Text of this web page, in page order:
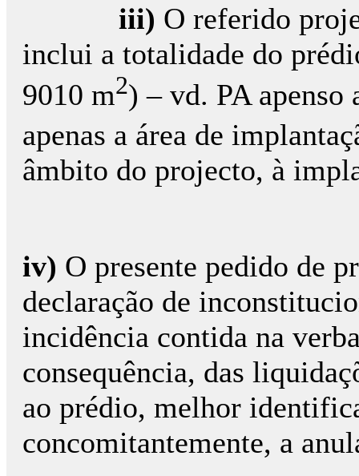
iii) O referido
inclui a totalidade do
9010 m2) – vd. PA apenso
apenas a área de
âmbito do projecto, à
iv) O presente pedido de
declaração de
incidência contida na
consequência, das
ao prédio, melhor
concomitantemente, a